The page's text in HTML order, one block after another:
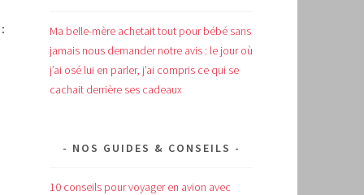
Ma belle-mère achetait tout pour bébé sans
jamais nous demander notre avis : le jour où
j’ai osé lui en parler, j’ai compris ce qui se
cachait derrière ses cadeaux
NOS GUIDES & CONSEILS
10 conseils pour voyager en avion avec